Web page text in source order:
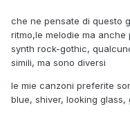
che ne pensate di questo
ritmo,le melodie ma
synth rock-gothic,
simili, ma sono diversi
le mie canzoni preferite
blue, shiver, looking